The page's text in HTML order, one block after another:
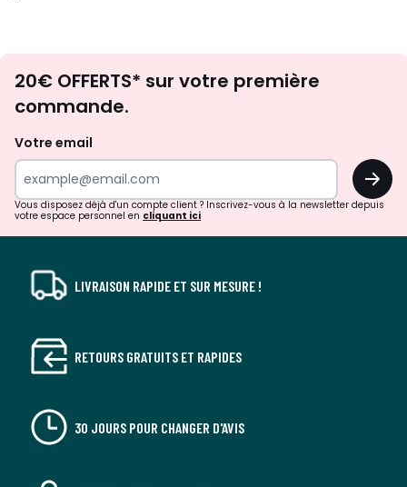
d'inspirations
surprises?
20€ OFFERTS* sur votre première
commande.
Votre email
OK
Vous disposez déjà d'un compte client ? Inscrivez-vous à la newsletter depuis
votre espace personnel en cliquant ici
LIVRAISON RAPIDE ET SUR MESURE !
RETOURS GRATUITS ET RAPIDES
30 JOURS POUR CHANGER D'AVIS